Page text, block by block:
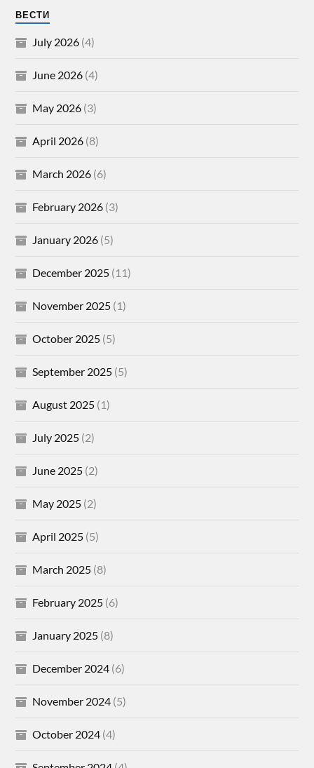
ВЕСТИ
July 2026 (4)
June 2026 (4)
May 2026 (3)
April 2026 (8)
March 2026 (6)
February 2026 (3)
January 2026 (5)
December 2025 (11)
November 2025 (1)
October 2025 (5)
September 2025 (5)
August 2025 (1)
July 2025 (2)
June 2025 (2)
May 2025 (2)
April 2025 (5)
March 2025 (8)
February 2025 (6)
January 2025 (8)
December 2024 (6)
November 2024 (5)
October 2024 (4)